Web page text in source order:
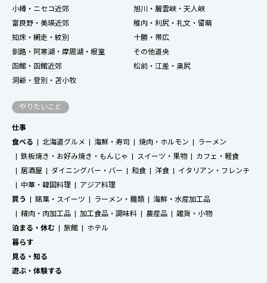
小樽・ニセコ近郊
旭川・層雲峡・天人峡
富良野・美瑛近郊
稚内・利尻・礼文・留萌
知床・網走・紋別
十勝・帯広
釧路・阿寒湖・摩周湖・根室
その他道央
函館・函館近郊
松前・江差・奥尻
洞爺・登別・苫小牧
やりたいこと
仕事
食べる
北海道グルメ 海鮮・寿司 焼肉・ホルモン
ラーメン
鉄板焼き・お好み焼き・もんじゃ
スイーツ・果物
カフェ・軽食
居酒屋
ダイニングバー・バー 和食 洋食
イタリアン・フレンチ
中華・韓国料理
アジア料理
買う
銘菓・スイーツ ラーメン・麺類
海鮮・水産加工品
精肉・肉加工品
加工食品・調味料 農産品
雑貨・小物
泊まる・休む
旅館
ホテル
暮らす
見る・知る
遊ぶ・体験する